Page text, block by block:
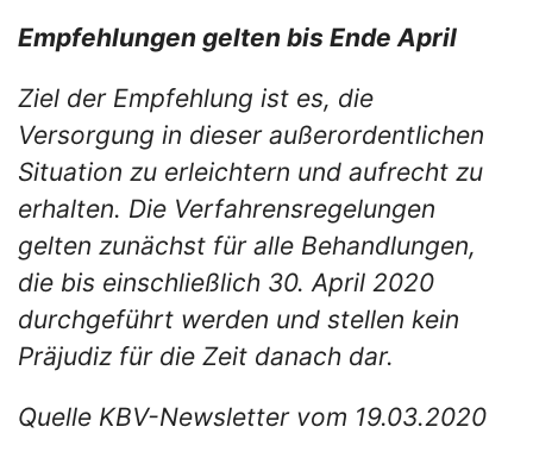
Empfehlungen gelten bis Ende April
Ziel der Empfehlung ist es, die
Versorgung in dieser außerordentlichen
Situation zu erleichtern und aufrecht zu
erhalten. Die Verfahrensregelungen
gelten zunächst für alle Behandlungen,
die bis einschließlich 30. April 2020
durchgeführt werden und stellen kein
Präjudiz für die Zeit danach dar.
Quelle KBV-Newsletter vom 19.03.2020